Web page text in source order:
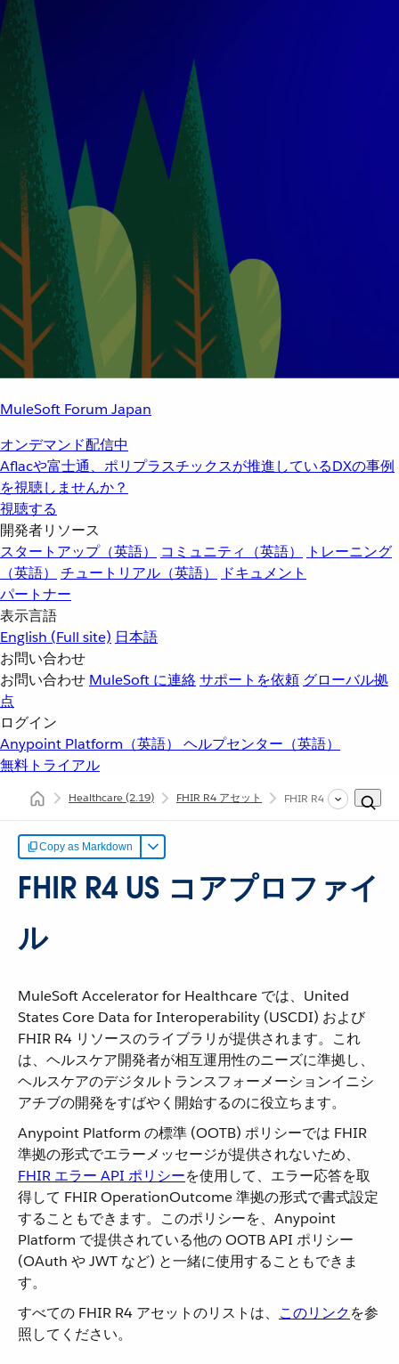
MuleSoft Forum Japan
オンデマンド配信中
Aflacや富士通、ポリプラスチックスが推進しているDXの事例
を視聴しませんか？
視聴する
開発者リソース
スタートアップ（英語）
コミュニティ（英語）
トレーニング
（英語）
チュートリアル（英語）
ドキュメント
パートナー
表示言語
English (Full site) 日本語
お問い合わせ
お問い合わせ MuleSoft に連絡サポートを依頼 グローバル拠
点
ログイン
Anypoint Platform（英語） ヘルプセンター（英語）
無料トライアル
Healthcare(2.19) FHIR R4 アセット FHIR R4 US コアプロ
Copy as Markdown
FHIR R4 US コアプロファイ
ル
MuleSoft Accelerator for Healthcare では、United
States Core Data for Interoperability (USCDI) および
FHIR R4 リソースのライブラリが提供されます。これ
は、ヘルスケア開発者が相互運用性のニーズに準拠し、
ヘルスケアのデジタルトランスフォーメーションイニシ
アチブの開発をすばやく開始するのに役立ちます。
Anypoint Platform の標準 (OOTB) ポリシーでは FHIR
準拠の形式でエラーメッセージが提供されないため、
FHIR エラー API ポリシー​を使用して、エラー応答を取
得して FHIR OperationOutcome 準拠の形式で書式設定
することもできます。このポリシーを、Anypoint
Platform で提供されている他の OOTB API ポリシー
(OAuth や JWT など) と一緒に使用することもできま
す。
すべての FHIR R4 アセットのリストは、​ このリンク​を参
照してください。